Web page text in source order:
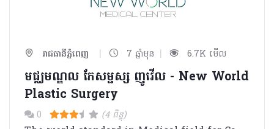
រាជធានីភ្នំពេញ | 7 ឆ្នាំមុន | 6.7K មើល
មជ្ឈមណ្ឌល កែសម្ផស្ស ញូវើល - New World
Plastic Surgery
0 (4 ពិន្ទុ)